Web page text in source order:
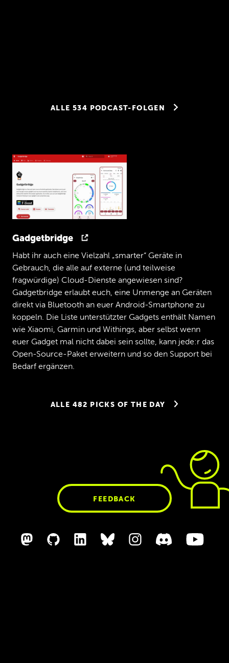
Codeberg mit
ALLE 534 PODCAST-FOLGEN
Gadgetbridge
Habt ihr auch eine Vielzahl „smarter“ Geräte in
Gebrauch, die alle auf externe (und teilweise
fragwürdige) Cloud-Dienste angewiesen sind?
Gadgetbridge erlaubt euch, eine Unmenge an Geräten
direkt via Bluetooth an euer Android-Smartphone zu
koppeln. Die Liste unterstützter Gadgets enthält Namen
wie Xiaomi, Garmin und Withings, aber selbst wenn
euer Gadget mal nicht dabei sein sollte, kann jede:r das
Open-Source-Paket erweitern und so den Support bei
Bedarf ergänzen.
ALLE 482 PICKS OF THE DAY
FEEDBACK